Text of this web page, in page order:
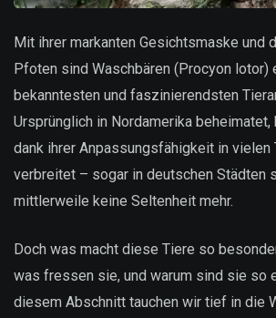
Mit ihrer markanten Gesichtsmaske und
Pfoten sind Waschbären (Procyon lotor)
bekanntesten und faszinierendsten
Ursprünglich in Nordamerika beheimatet,
dank ihrer Anpassungsfähigkeit in vielen
verbreitet – sogar in deutschen Städten
mittlerweile keine Seltenheit mehr.
Doch was macht diese Tiere so
was fressen sie, und warum sind sie so
diesem Abschnitt tauchen wir tief in die